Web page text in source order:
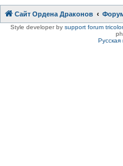
Сайт Ордена Драконов
Style developer by support forum tricolor